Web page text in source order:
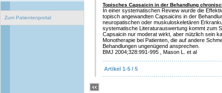
Zum Patientenportal
Topisches Capsaicin in der Behandlung
In einer systematischen Review wurde die
topisch angewandten Capsaicins in der
neuropatischen oder muskuloskeletären
systematische Literaturauswertung kommt zum
Capsaicin nur moderat wirkt, aber nützlich sein
Monotherapie bei Patienten, die auf andere
Behandlungen ungenügend ansprechen.
BMJ 2004;328:991-995 , Mason L. et al
Artikel 1-5 / 5